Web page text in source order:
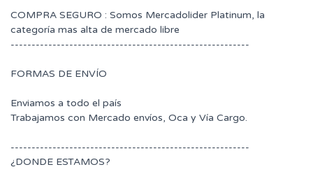
COMPRA SEGURO : Somos Mercadolider Platinum, la
categoría mas alta de mercado libre
---------------------------------------------------------
FORMAS DE ENVÍO
Enviamos a todo el país
Trabajamos con Mercado envíos, Oca y Vía Cargo.
---------------------------------------------------------
¿DONDE ESTAMOS?